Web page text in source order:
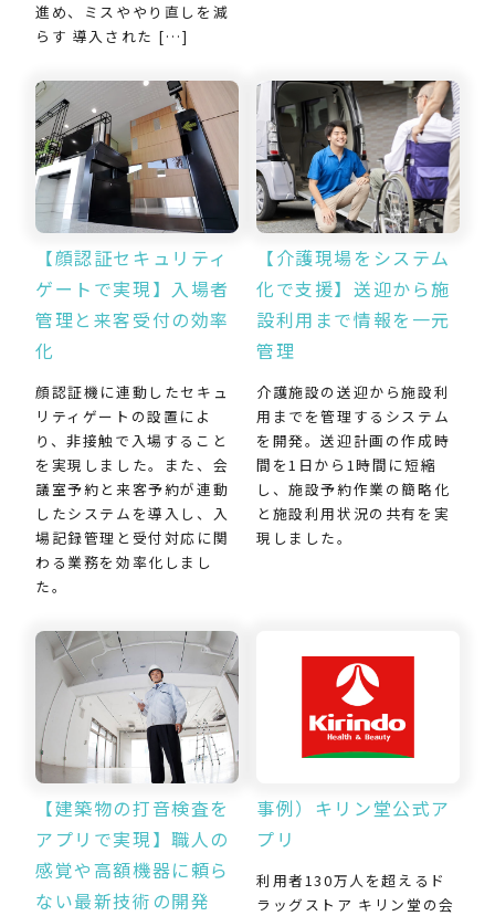
進め、ミスややり直しを減
らす 導入された […]
【顔認証セキュリティ
ゲートで実現】入場者
管理と来客受付の効率
化
顔認証機に連動したセキュ
リティゲートの設置によ
り、非接触で入場すること
を実現しました。また、会
議室予約と来客予約が連動
したシステムを導入し、入
場記録管理と受付対応に関
わる業務を効率化しまし
た。
【介護現場をシステム
化で支援】送迎から施
設利用まで情報を一元
管理
介護施設の送迎から施設利
用までを管理するシステム
を開発。送迎計画の作成時
間を1日から1時間に短縮
し、施設予約作業の簡略化
と施設利用状況の共有を実
現しました。
【建築物の打音検査を
アプリで実現】職人の
感覚や高額機器に頼ら
ない最新技術の開発
事例）キリン堂公式ア
プリ
利用者130万人を超えるド
ラッグストア キリン堂の会